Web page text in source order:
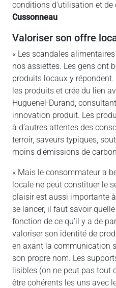
conditions d’utilisation et de
Cussonneau
Valoriser son offre
« Les scandales
nos assiettes. Les gens ont
produits locaux y
les produits et crée du lien
Huguenel-Durand,
innovation produit. Les
à d’autres attentes des
terroir, saveurs typiques,
moins d’émissions de
« Mais le consommateur a
locale ne peut constituer le
plaisir est aussi importante
se lancer, il faut savoir
fonction de ce qu’il y a de
valoriser son identité de
en axant la communication
son propre nom. Les
lisibles (on ne peut pas tout
être cohérents les uns avec